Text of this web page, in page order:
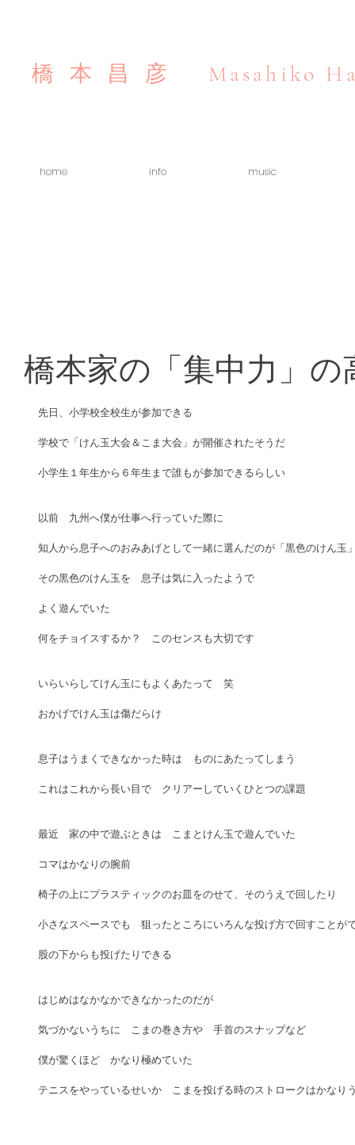
橋本昌彦 Masahiko
home info music
橋本家の「集中力」の
先日、小学校全校生が参加できる
学校で「けん玉大会＆こま大会」が開催されたそうだ
小学生１年生から６年生まで誰もが参加できるらしい
以前　九州へ僕が仕事へ行っていた際に
知人から息子へのおみあげとして一緒に選んだのが「黒色のけん玉
その黒色のけん玉を　息子は気に入ったようで
よく遊んでいた
何をチョイスするか？　このセンスも大切です
いらいらしてけん玉にもよくあたって　笑
おかげでけん玉は傷だらけ
息子はうまくできなかった時は　ものにあたってしまう
これはこれから長い目で　クリアーしていくひとつの課題
最近　家の中で遊ぶときは　こまとけん玉で遊んでいた
コマはかなりの腕前
椅子の上にプラスティックのお皿をのせて、そのうえで回したり
小さなスペースでも　狙ったところにいろんな投げ方で回すことが
股の下からも投げたりできる
はじめはなかなかできなかったのだが
気づかないうちに　こまの巻き方や　手首のスナップなど
僕が驚くほど　かなり極めていた
テニスをやっているせいか　こまを投げる時のストロークはかなり